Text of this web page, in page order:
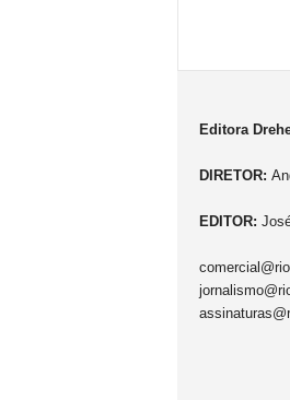
Editora
DIRETOR:
EDITOR: